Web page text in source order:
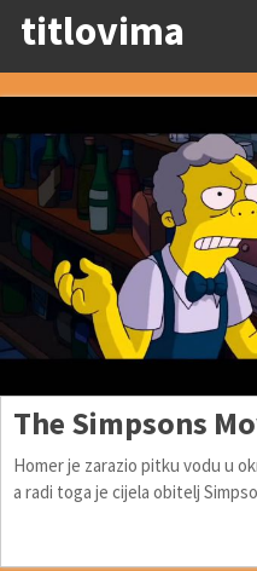
titlovima
The Simpsons
Homer je zarazio pitku vodu u
a radi toga je cijela obitelj